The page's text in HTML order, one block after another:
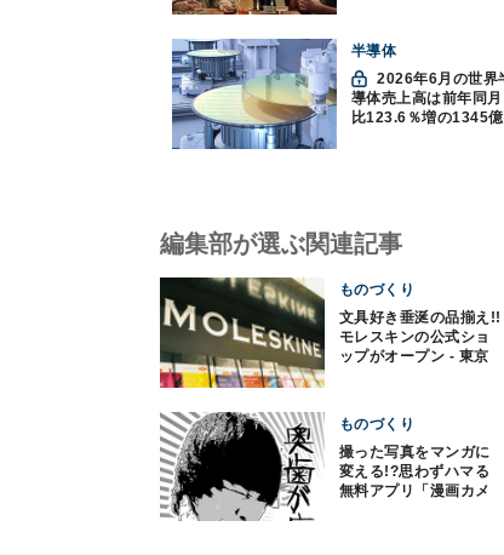
半導体
2026年6月の世界半
導体売上高は前年同月
比123.6％増の1345億
編集部が選ぶ関連記事
ものづくり
文具好き垂涎の品揃え!!
モレスキンの公式ショ
ップがオープン - 東京
ものづくり
撮った写真をマンガに
変える!?思わずハマる
無料アプリ「漫画カメ